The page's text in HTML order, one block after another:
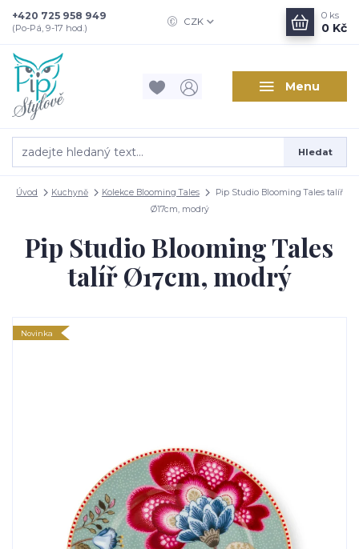
Menu
CZK
Hledat
+420 725 958 949
(Po-Pá, 9-17 hod.)
0 ks
0 Kč
Úvod Kuchyně Kolekce Blooming Tales
Pip Studio Blooming Tales talíř
Ø17cm, modrý
Pip Studio Blooming Tales
talíř Ø17cm, modrý
Novinka